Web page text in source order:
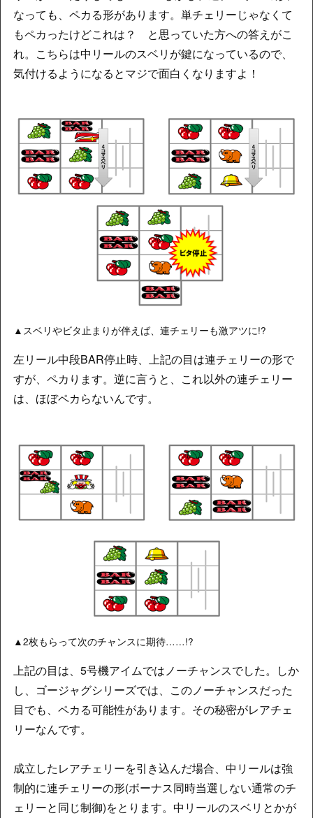
なっても、ペカる形があります。単チェリーじゃなくて
もペカったけどこれは？ と思っていた方への答えがこ
れ。こちらは中リールのスベリが鍵になっているので、
気付けるようになるとマジで面白くなりますよ！
▲スベリやビタ止まりが伴えば、連チェリーも激アツに!?
左リール中段BAR停止時、上記の目は連チェリーの形で
すが、ペカります。逆に言うと、これ以外の連チェリー
は、ほぼペカらないんです。
▲2枚もらって次のチャンスに期待……!?
上記の目は、5号機アイムではノーチャンスでした。しか
し、ゴージャグシリーズでは、このノーチャンスだった
目でも、ペカる可能性があります。その秘密がレアチェ
リーなんです。
成立したレアチェリーを引き込んだ場合、中リールは強
制的に連チェリーの形(ボーナス同時当選しない通常のチ
ェリーと同じ制御)をとります。中リールのスベリとかが